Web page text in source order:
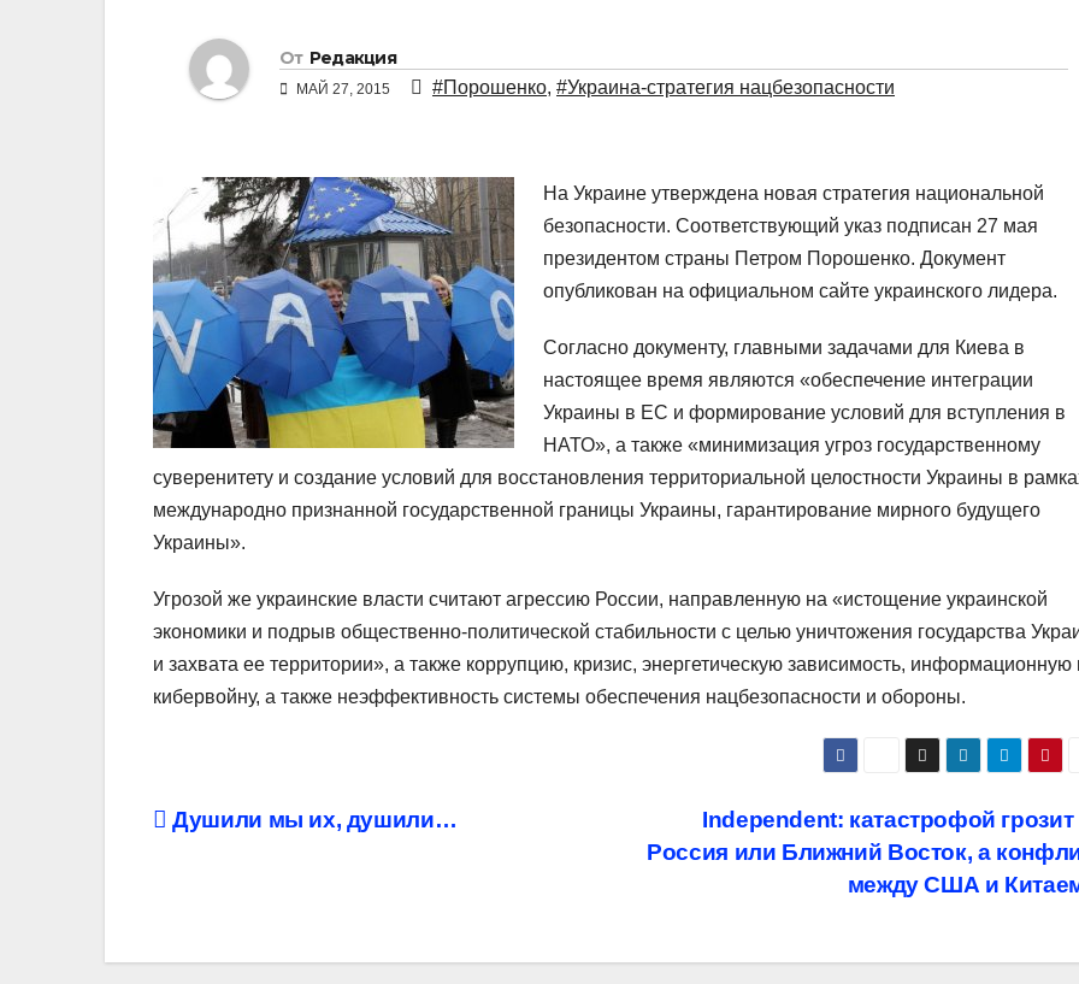
От Редакция
МАЙ 27, 2015 #Порошенко, #Украина-стратегия нацбезопасности
На Украине утверждена новая стратегия национальной
безопасности. Соответствующий указ подписан 27 мая
президентом страны Петром Порошенко. Документ
опубликован на официальном сайте украинского лидера.
Согласно документу, главными задачами для Киева в
настоящее время являются «обеспечение интеграции
Украины в ЕС и формирование условий для вступления в
НАТО», а также «минимизация угроз государственному
суверенитету и создание условий для восстановления территориальной целостности Украины в
международно признанной государственной границы Украины, гарантирование мирного будущего
Украины».
Угрозой же украинские власти считают агрессию России, направленную на «истощение украинской
экономики и подрыв общественно-политической стабильности с целью уничтожения государства
и захвата ее территории», а также коррупцию, кризис, энергетическую зависимость, информационную
кибервойну, а также неэффективность системы обеспечения нацбезопасности и обороны.
Навигация
Independent: катастрофой грозит
Россия или Ближний Восток, а
между США и
Душили мы их, душили…